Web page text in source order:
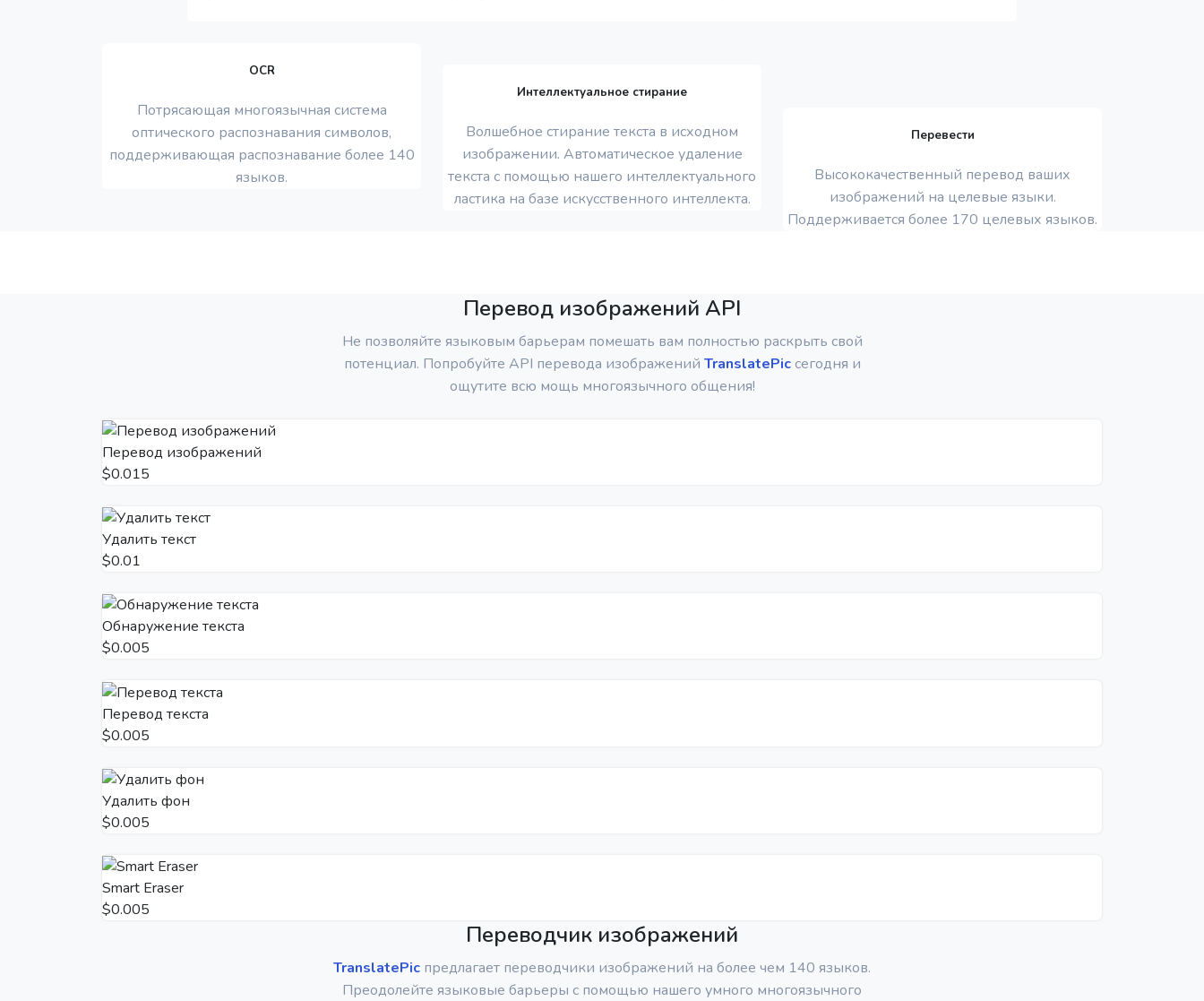
OCR
Потрясающая многоязычная система
оптического распознавания символов,
поддерживающая распознавание более 140
языков.
Интеллектуальное стирание
Волшебное стирание текста в исходном
изображении. Автоматическое удаление
текста с помощью нашего интеллектуального
ластика на базе искусственного интеллекта.
Перевести
Высококачественный перевод ваших
изображений на целевые языки.
Поддерживается более 170 целевых языков.
Перевод изображений API
Не позволяйте языковым барьерам помешать вам полностью раскрыть свой
потенциал. Попробуйте API перевода изображений TranslatePicсегодня и
ощутите всю мощь многоязычного общения!
Перевод изображений
$0.015
Удалить текст
$0.01
Обнаружение текста
$0.005
Перевод текста
$0.005
Удалить фон
$0.005
Smart Eraser
$0.005
Переводчик изображений
TranslatePic предлагает переводчики изображений на более чем 140 языков.
Преодолейте языковые барьеры с помощью нашего умного многоязычного